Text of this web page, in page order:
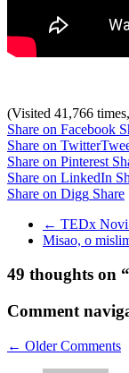
(Visited 41,766
Share on Facebook
Share on Twitter
Share on Pinterest
Share on LinkedIn
Share on Digg Share
← TEDx Novi
Misao, o
49 thoughts on “
Comment
← Older Comments